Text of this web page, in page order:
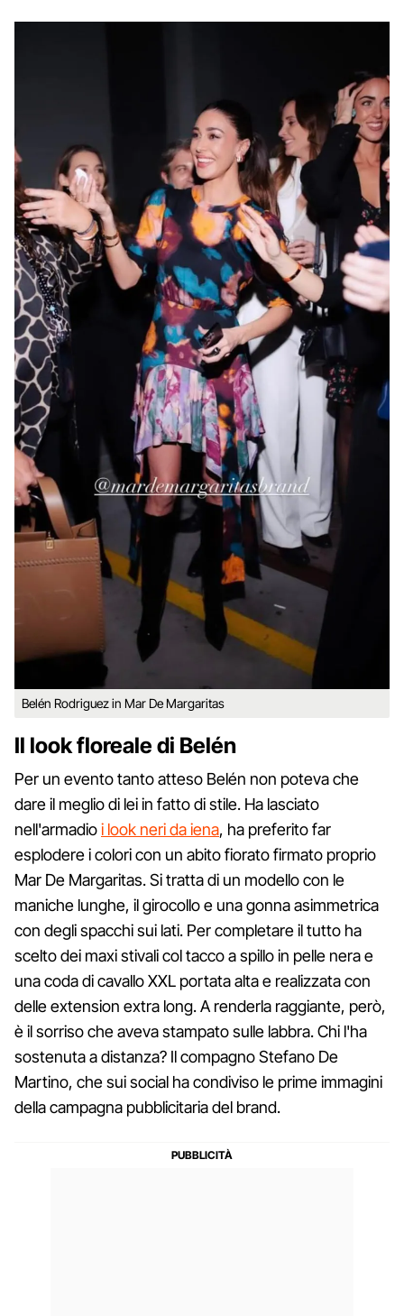
Belén Rodriguez in Mar De Margaritas
Il look floreale di Belén
Per un evento tanto atteso Belén non poteva che
dare il meglio di lei in fatto di stile. Ha lasciato
nell'armadioi look neri da iena, ha preferito far
esplodere i colori con un abito fiorato firmato proprio
Mar De Margaritas. Si tratta di un modello con le
maniche lunghe, il girocollo e una gonna asimmetrica
con degli spacchi sui lati. Per completare il tutto ha
scelto dei maxi stivali col tacco a spillo in pelle nera e
una coda di cavallo XXL portata alta e realizzata con
delle extension extra long. A renderla raggiante, però,
è il sorriso che aveva stampato sulle labbra. Chi l'ha
sostenuta a distanza? Il compagno Stefano De
Martino, che sui social ha condiviso le prime immagini
della campagna pubblicitaria del brand.